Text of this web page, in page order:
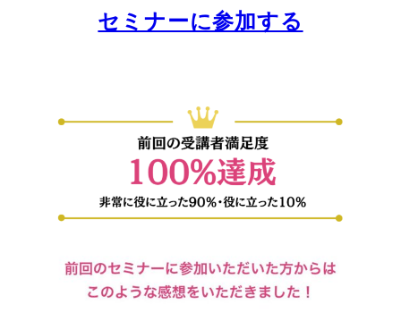
セミナーに参加する